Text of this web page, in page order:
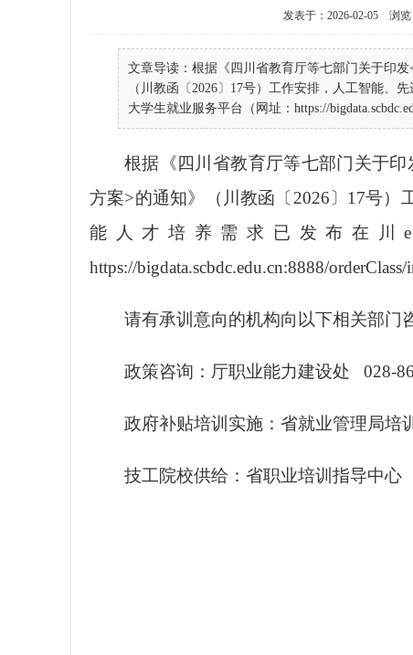
发表于：2026-02-05 浏览
文章导读：根据《四川省教育厅等七部门关于印
（川教函〔2026〕17号）工作安排，人工智能、
大学生就业服务平台（网址：https://
根据《四川省教育厅等七部门关于印
方案>的通知》（川教函〔 2026 〕 17号）
能人才培养需求已发布在
川e
https://bigdata.scbdc.edu.cn:8888/orderClass/
请有承训意向的机构向以下相关部门
政策咨询：厅职业能力建设处 028-
政府补贴培训实施：省就业管理局培
技工院校供给：省职业培训指导中心